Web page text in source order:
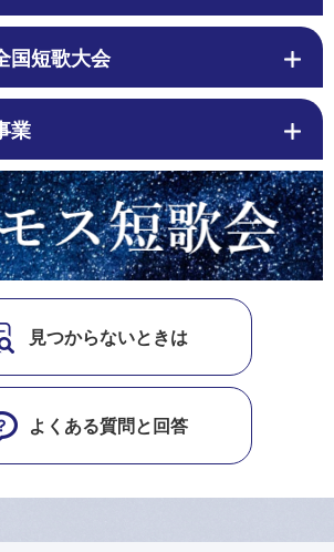
国短歌大会
業
見つからないときは
よくある質問と回答